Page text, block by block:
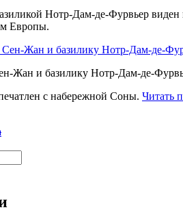
Нотр-Дам-де-Фурвьер виден
Европы.
Жан и базилику Нотр-Дам-де-
с набережной Соны. Читать